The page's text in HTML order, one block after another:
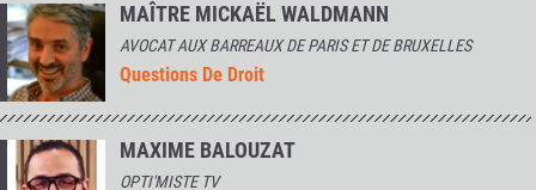
MAÎTRE MICKAËL WALDMANN
AVOCAT AUX BARREAUX DE PARIS ET DE BRUXELLES
Questions De Droit
MAXIME BALOUZAT
OPTI'MISTE TV